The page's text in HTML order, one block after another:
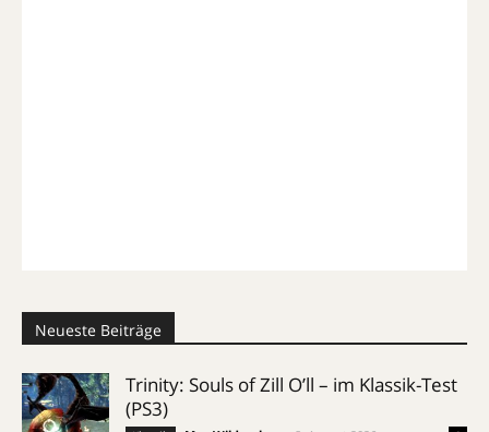
Neueste Beiträge
Trinity: Souls of Zill O’ll – im Klassik-Test
(PS3)